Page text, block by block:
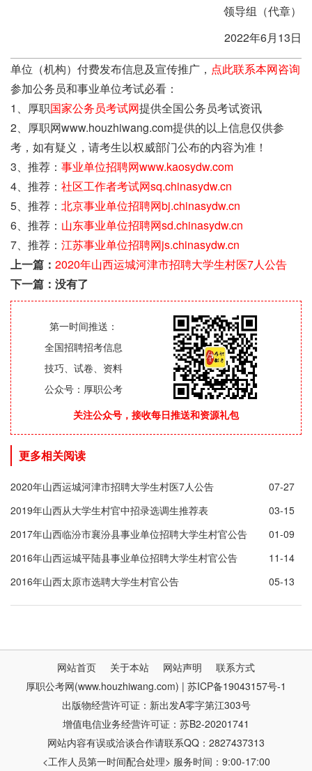
领导组（代章）
2022年6月13日
单位（机构）付费发布信息及宣传推广， 点此联系本网咨询
参加公务员和事业单位考试必看：
1、厚职国家公务员考试网提供全国公务员考试资讯
2、厚职网www.houzhiwang.com提供的以上信息仅供参
考，如有疑义，请考生以权威部门公布的内容为准！
3、推荐： 事业单位招聘网www.kaosydw.com
4、推荐： 社区工作者考试网sq.chinasydw.cn
5、推荐： 北京事业单位招聘网bj.chinasydw.cn
6、推荐： 山东事业单位招聘网sd.chinasydw.cn
7、推荐： 江苏事业单位招聘网js.chinasydw.cn
上一篇： 2020年山西运城河津市招聘大学生村医7人公告
下一篇：没有了
第一时间推送：
全国招聘招考信息
技巧、试卷、资料
公众号：厚职公考
关注公众号，接收每日推送和资源礼包
更多相关阅读
2020年山西运城河津市招聘大学生村医7人公告
07-27
2019年山西从大学生村官中招录选调生推荐表
03-15
2017年山西临汾市襄汾县事业单位招聘大学生村官公告
01-09
2016年山西运城平陆县事业单位招聘大学生村官公告
11-14
2016年山西太原市选聘大学生村官公告
05-13
网站首页 关于本站 网站声明
联系方式
厚职公考网(www.houzhiwang.com) | 苏ICP备19043157号-1
出版物经营许可证：新出发A零字第江303号
增值电信业务经营许可证：苏B2-20201741
网站内容有误或洽谈合作请联系QQ：2827437313
<工作人员第一时间配合处理> 服务时间：9:00-17:00